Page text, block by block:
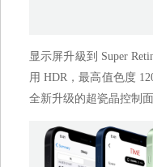
显示屏升級到 Super
用 HDR，最高值色度
全新升级的超瓷晶控制